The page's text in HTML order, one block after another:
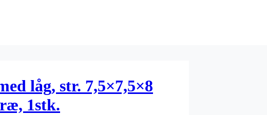
låg, str. 7,5×7,5×8
1stk.